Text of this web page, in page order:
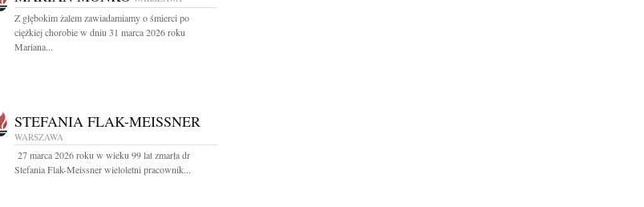
Z głębokim żalem zawiadamiamy o śmierci po
ciężkiej chorobie w dniu 31 marca 2026 roku
Mariana...
STEFANIA FLAK-MEISSNER
WARSZAWA
27 marca 2026 roku w wieku 99 lat zmarła dr
Stefania Flak-Meissner wieloletni pracownik...